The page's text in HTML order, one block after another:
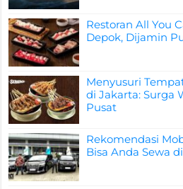
Restoran All You
Depok, Dijamin
Menyusuri
di Jakarta: Surga
Pusat
Rekomendasi
Bisa Anda Sewa